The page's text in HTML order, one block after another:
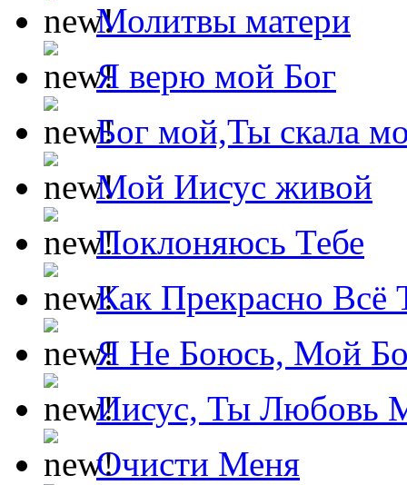
Молитвы матери
Я верю мой Бог
Бог мой,Ты скала
Мой Иисус живой
Поклоняюсь Тебе
Как Прекрасно Всё
Я Не Боюсь, Мой
Иисус, Ты Любовь
Очисти Меня